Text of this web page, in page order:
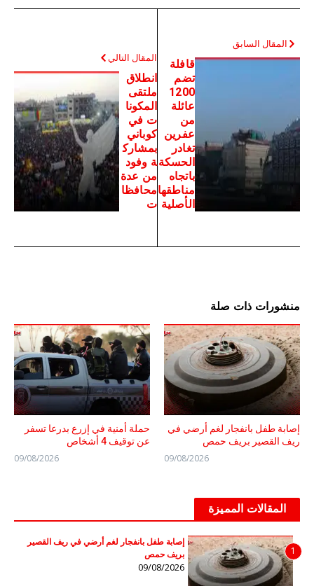
المقال السابق
قافلة
تضم
1200
عائلة
من
عفرين
تغادر
الحسكة
باتجاه
مناطقها
الأصلية
المقال التالي
انطلاق
ملتقى
المكونا
ت في
كوباني
بمشارك
ة وفود
من عدة
محافظا
ت
منشورات ذات صلة
إصابة طفل بانفجار لغم أرضي في
ريف القصير بريف حمص
09/08/2026
حملة أمنية في إزرع بدرعا تسفر
عن توقيف 4 أشخاص
09/08/2026
المقالات المميزة
1
إصابة طفل بانفجار لغم أرضي في ريف القصير
بريف حمص
09/08/2026